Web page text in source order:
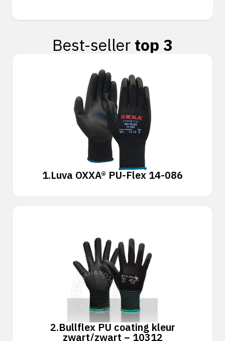
Best-seller top 3
1.Luva OXXA® PU-Flex 14-086
2.Bullflex PU coating kleur
zwart/zwart – 10312